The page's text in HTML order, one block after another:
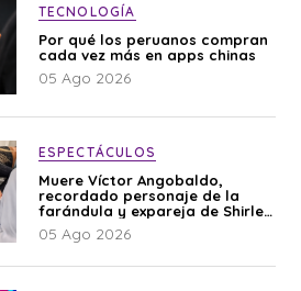
TECNOLOGÍA
Por qué los peruanos compran
cada vez más en apps chinas
05 Ago 2026
ESPECTÁCULOS
Muere Víctor Angobaldo,
recordado personaje de la
farándula y expareja de Shirley
Cherres
05 Ago 2026